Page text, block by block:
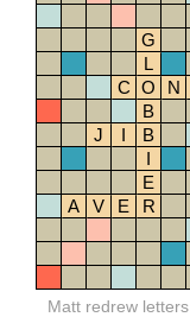
G
L
C O N
B
J
I B
I
E
A
V E R
Matt redrew letters